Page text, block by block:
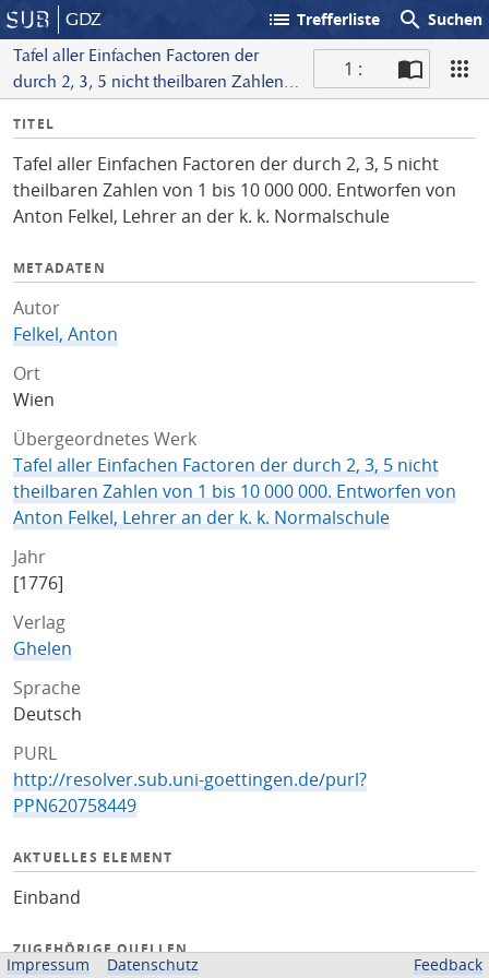
GDZ list Trefferliste search Suchen
Tafel aller Einfachen Factoren der
durch 2, 3, 5 nicht theilbaren Zahlen
Anton Felkel, Lehrer an der k. k.
Normalschule
1 :
I
f
o
TITEL
Tafel aller Einfachen Factoren der durch 2, 3, 5 nicht
theilbaren Zahlen von 1 bis 10 000 000. Entworfen von
Anton Felkel, Lehrer an der k. k. Normalschule
METADATEN
Autor
Felkel, Anton
Ort
Wien
Übergeordnetes Werk
Tafel aller Einfachen Factoren der durch 2, 3, 5 nicht
theilbaren Zahlen von 1 bis 10 000 000. Entworfen von
Anton Felkel, Lehrer an der k. k. Normalschule
Jahr
[1776]
Verlag
Ghelen
Sprache
Deutsch
PURL
http://resolver.sub.uni-goettingen.de/purl?
PPN620758449
AKTUELLES ELEMENT
Einband
ZUGEHÖRIGE QUELLEN
Impressum Datenschutz Feedback